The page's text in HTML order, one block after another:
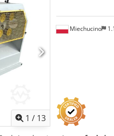
1 / 13
Miechucino